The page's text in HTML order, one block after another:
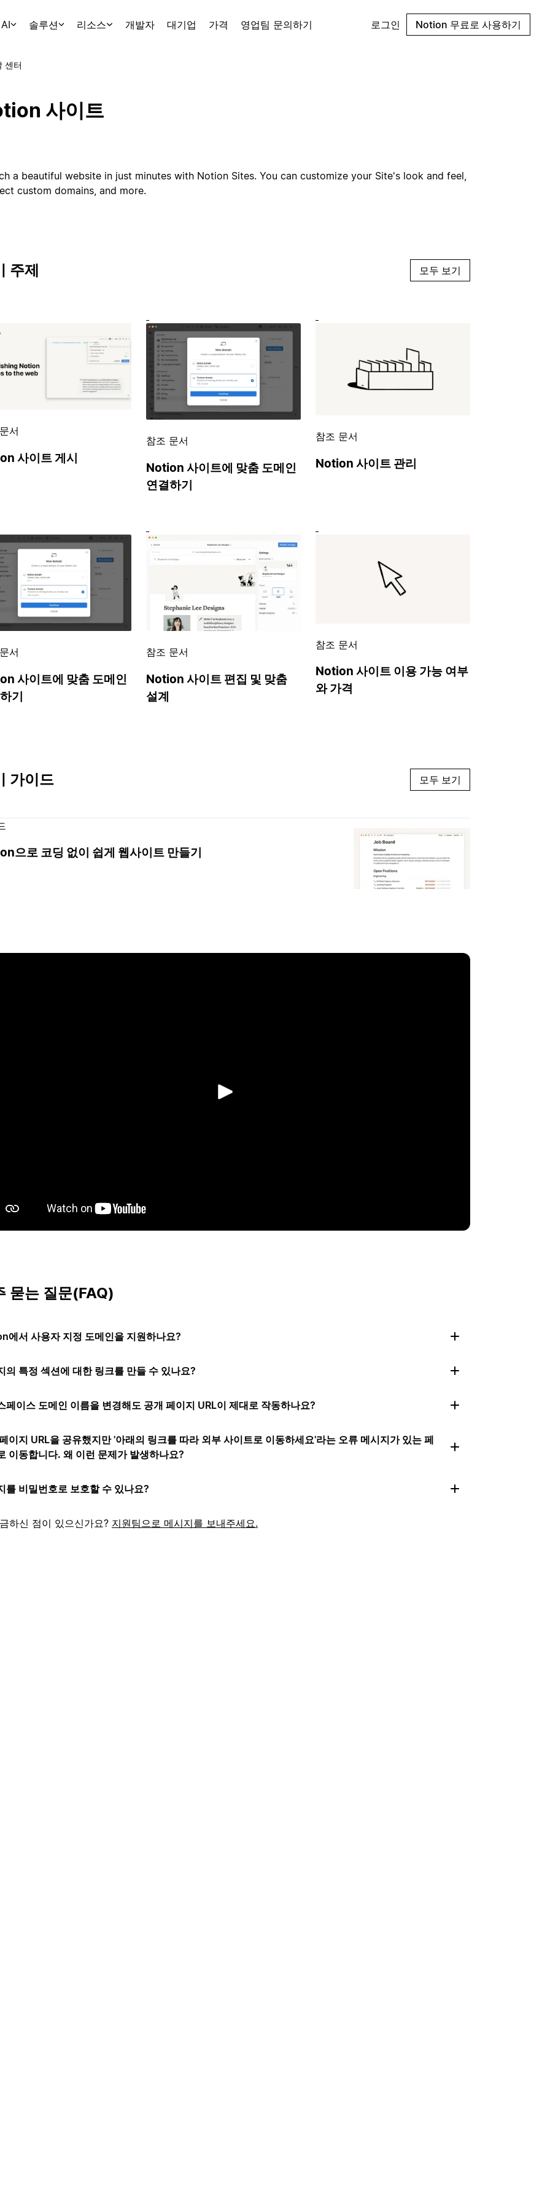
AI 솔루션 리소스 개발자 대기업 가격 영업팀 문의하기 로그인 Notion 무료로 사용하기
센터
사이트
a beautiful website in just minutes with Notion Sites. You can customize your Site's look and feel,
custom domains, and more.
주제 모두 보기
서
사이트 게시
참조 문서
Notion 사이트에 맞춤 도메인
연결하기
참조 문서
Notion 사이트 관리
서
사이트에 맞춤 도메인
기
참조 문서
Notion 사이트 편집 및 맞춤
설계
참조 문서
Notion 사이트 이용 가능 여부
와 가격
가이드 모두 보기
으로 코딩 없이 쉽게 웹사이트 만들기
재생
묻는 질문(FAQ)
에서 사용자 지정 도메인을 지원하나요?
의 특정 섹션에 대한 링크를 만들 수 있나요?
페이스 도메인 이름을 변경해도 공개 페이지 URL이 제대로 작동하나요?
이지 URL을 공유했지만 '아래의 링크를 따라 외부 사이트로 이동하세요'라는 오류 메시지가 있는 페
이동합니다. 왜 이런 문제가 발생하나요?
를 비밀번호로 보호할 수 있나요?
하신 점이 있으신가요? 지원팀으로 메시지를 보내주세요.